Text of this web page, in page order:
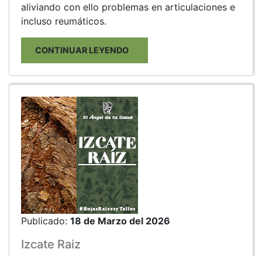
aliviando con ello problemas en articulaciones e
incluso reumáticos.
CONTINUAR LEYENDO
Publicado: 18 de Marzo del 2026
Izcate Raiz